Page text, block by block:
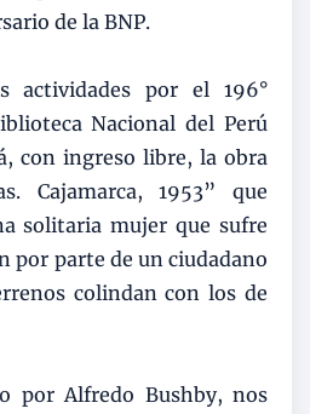
de la BNP.
actividades por el 196°
Nacional del Perú
con ingreso libre, la obra
Cajamarca, 1953” que
solitaria mujer que sufre
por parte de un ciudadano
colindan con los de
por Alfredo Bushby, nos